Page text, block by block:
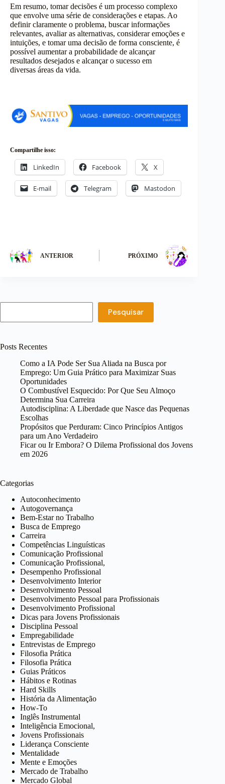
Em resumo, tomar decisões é um processo complexo
que envolve uma série de considerações e etapas. Ao
definir claramente o problema, buscar informações
relevantes, avaliar as alternativas, considerar emoções e
intuições, e tomar uma decisão de forma consciente, é
possível aumentar a probabilidade de alcançar
resultados desejados e alcançar o sucesso em
diversas áreas da vida.
Compartilhe isso:
LinkedIn Facebook X
E-mail Telegram Mastodon
ANTERIOR PRÓXIMO
Pesquisar
Posts Recentes
Como a IA Pode Ser Sua Aliada na Busca por
Emprego: Um Guia Prático para Maximizar Suas
Oportunidades
O Combustível Esquecido: Por Que Seu Almoço
Determina Sua Carreira
Autodisciplina: A Liberdade que Nasce das Pequenas
Escolhas
Propósitos que Perduram: Cinco Princípios Antigos
para um Ano Verdadeiro
Ficar ou Ir Embora? O Dilema Profissional dos Jovens
em 2026
Categorias
Autoconhecimento
Autogovernança
Bem-Estar no Trabalho
Busca de Emprego
Carreira
Competências Linguísticas
Comunicação Profissional
Comunicação Profissional,
Desempenho Profissional
Desenvolvimento Interior
Desenvolvimento Pessoal
Desenvolvimento Pessoal para Profissionais
Desenvolvimento Profissional
Dicas para Jovens Profissionais
Disciplina Pessoal
Empregabilidade
Entrevistas de Emprego
Filosofia Prática
Filosofia Prática
Guias Práticos
Hábitos e Rotinas
Hard Skills
História da Alimentação
How-To
Inglês Instrumental
Inteligência Emocional,
Jovens Profissionais
Liderança Consciente
Mentalidade
Mente e Emoções
Mercado de Trabalho
Mercado Global